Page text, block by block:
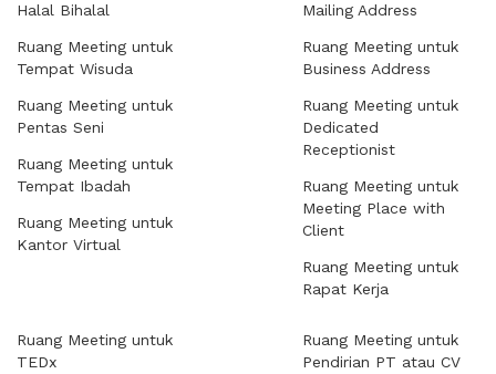
Halal Bihalal
Ruang Meeting untuk
Tempat Wisuda
Ruang Meeting untuk
Pentas Seni
Ruang Meeting untuk
Tempat Ibadah
Ruang Meeting untuk
Kantor Virtual
Mailing Address
Ruang Meeting untuk
Business Address
Ruang Meeting untuk
Dedicated
Receptionist
Ruang Meeting untuk
Meeting Place with
Client
Ruang Meeting untuk
Rapat Kerja
Ruang Meeting untuk
TEDx
Ruang Meeting untuk
Pendirian PT atau CV